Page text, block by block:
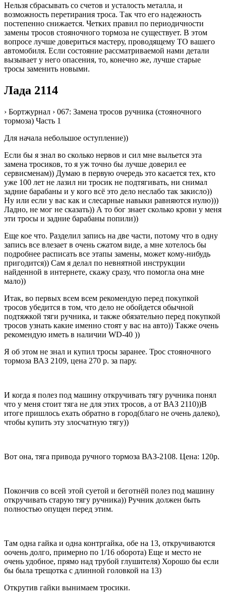
Нельзя сбрасывать со счетов и усталость металла, и
возможность перетирания троса. Так что его надежность
постепенно снижается. Четких правил по периодичности
замены тросов стояночного тормоза не существует. В этом
вопросе лучше довериться мастеру, проводящему ТО вашего
автомобиля. Если состояние рассматриваемой нами детали
вызывает у него опасения, то, конечно же, лучше старые
тросы заменить новыми.
Лада 2114
› Бортжурнал › 067: Замена тросов ручника (стояночного
тормоза) Часть 1
Для начала небольшое оступление))
Если бы я знал во сколько нервов и сил мне выльется эта
замена тросиков, то я уж точно бы лучше доверил ее
сервисменам)) Думаю в первую очередь это касается тех, кто
уже 100 лет не лазил ни тросик не подтягивать, ни снимал
задние барабаны и у кого всё это дело неслабо так закисло))
Ну или если у вас как и слесарные навыки равняются нулю)))
Ладно, не мог не сказать)) А то бог знает сколько крови у меня
эти тросы и задние барабаны попили))
Еще кое что. Разделил запись на две части, потому что в одну
запись все влезает в очень сжатом виде, а мне хотелось бы
подробнее расписать все этапы замены, может кому-нибудь
пригодится)) Сам я делал по невнятной инструкции
найденной в интернете, скажу сразу, что помогла она мне
мало))
Итак, во первых всем всем рекомендую перед покупкой
тросов убедится в том, что дело не обойдется обычной
подтяжкой тяги ручника, и также обязательно перед покупкой
тросов узнать какие именно стоят у вас на авто)) Также очень
рекомендую иметь в наличии WD-40 ))
Я об этом не знал и купил тросы заранее. Трос стояночного
тормоза ВАЗ 2109, цена 270 р. за пару.
И когда я полез под машину откручивать тягу ручника понял
что у меня стоит тяга не для этих тросов, а от ВАЗ 2110))В
итоге пришлось ехать обратно в город(благо не очень далеко),
чтобы купить эту злосчатную тягу))
Вот она, тяга привода ручного тормоза ВАЗ-2108. Цена: 120р.
Покончив со всей этой суетой и беготнёй полез под машину
откручивать старую тягу ручника)) Ручник должен быть
полностью опущен перед этим.
Там одна гайка и одна контргайка, обе на 13, откручиваются
оочень долго, примерно по 1/16 оборота) Еще и место не
очень удобное, прямо над трубой глушителя) Хорошо бы если
бы была трещотка с длинной головкой на 13)
Открутив гайки вынимаем тросики.